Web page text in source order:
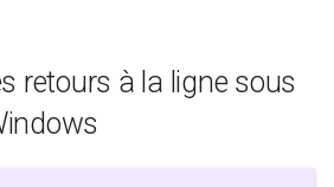
retours à la ligne sous